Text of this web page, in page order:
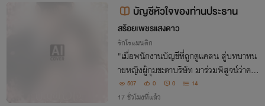
บัญชีหัวใจของท่านประธาน
สร้อยเพชรแสงดาว
รักโรแมนติก
"เมื่อพนักงานบัญชีที่ถูกดูแคลน สู่บทบาทน
ายหญิงผู้กุมชะตาบริษัท มาร่วมพิสูจน์ว่าควา
มสามารถและหัวใจที่เข้มแข็งจะเอาชนะทุกอุ
ปสรรคได้อย่างไร"
507 0 0 14
17 ชั่วโมงที่แล้ว